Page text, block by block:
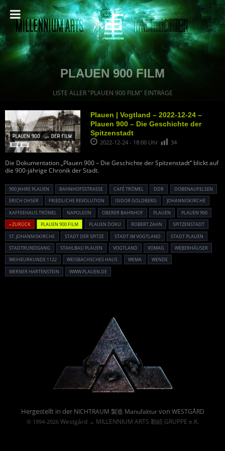
PLAUEN 900 FILM
LISTE ALLER "PLAUEN 900 FILM" EINTRÄGE
Plauen | Vogtland – 2022-12-24 –
Plauen 900 – Die Geschichte der
Spitzenstadt
2022-12-24 - 18:00 Uhr 34
Die Dokumentation „Plauen 900 – Die Geschichte der Spitzenstadt“ blickt auf
die 900-jährige Chronik der Stadt.
900 JAHRE PLAUEN BAHNHOFSSTRASSE CAFÉ TRÖMEL DDR
DOBENAUFELSEN
ERICH OHSER
FRIEDLICHE REVOLUTION ISIDOR GOLDBERG
JOHANNISKIRCHE
KAFFEEHAUS TRÖMEL
NAPOLEON OBERER BAHNHOF PLAUEN
PLAUEN 900
« ZURÜCK
PLAUEN 900 FILM PLAUEN DOKU ROBERT ZAHN
SPITZENSTADT
ST. JOHANNISKIRCHE
STADT DER SPITZE STADT IM VOGTLAND
STADT PLAUEN
STADTRUNDGANG
STAHLBAU PLAUEN VOGTLAND VOMAG
WEBERHÄUSER
WEIHEURKUNDE 1122
WEISBACHSCHES HAUS WEMA
WENDE
WERNER HARTENSTEIN
WWW.PLAUEN.DE
Hergestellt in der NICHTRAUM 製造 Manufakturvon WESTGÅRD
© 1994-2026 Westgård→ MILLENNIUM ARTS 勤続 GRUPPE e.K.
Powered By :